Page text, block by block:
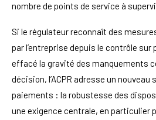
nombre de points de service à
Si le régulateur reconnaît des
par l’entreprise depuis le contrôle sur
effacé la gravité des manquements
décision, l’ACPR adresse un
paiements : la robustesse des
une exigence centrale, en particulier